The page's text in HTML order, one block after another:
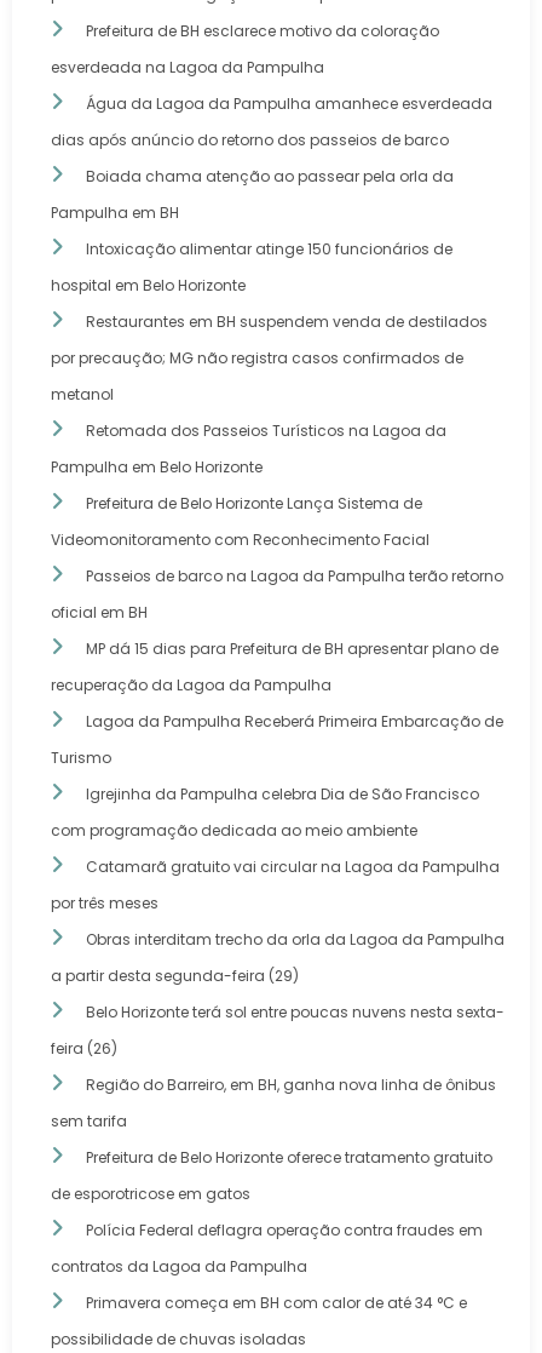
Prefeitura de BH esclarece motivo da coloração
esverdeada na Lagoa da Pampulha
Água da Lagoa da Pampulha amanhece esverdeada
dias após anúncio do retorno dos passeios de barco
Boiada chama atenção ao passear pela orla da
Pampulha em BH
Intoxicação alimentar atinge 150 funcionários de
hospital em Belo Horizonte
Restaurantes em BH suspendem venda de destilados
por precaução; MG não registra casos confirmados de
metanol
Retomada dos Passeios Turísticos na Lagoa da
Pampulha em Belo Horizonte
Prefeitura de Belo Horizonte Lança Sistema de
Videomonitoramento com Reconhecimento Facial
Passeios de barco na Lagoa da Pampulha terão retorno
oficial em BH
MP dá 15 dias para Prefeitura de BH apresentar plano de
recuperação da Lagoa da Pampulha
Lagoa da Pampulha Receberá Primeira Embarcação de
Turismo
Igrejinha da Pampulha celebra Dia de São Francisco
com programação dedicada ao meio ambiente
Catamarã gratuito vai circular na Lagoa da Pampulha
por três meses
Obras interditam trecho da orla da Lagoa da Pampulha
a partir desta segunda-feira (29)
Belo Horizonte terá sol entre poucas nuvens nesta sexta-
feira (26)
Região do Barreiro, em BH, ganha nova linha de ônibus
sem tarifa
Prefeitura de Belo Horizonte oferece tratamento gratuito
de esporotricose em gatos
Polícia Federal deflagra operação contra fraudes em
contratos da Lagoa da Pampulha
Primavera começa em BH com calor de até 34 °C e
possibilidade de chuvas isoladas